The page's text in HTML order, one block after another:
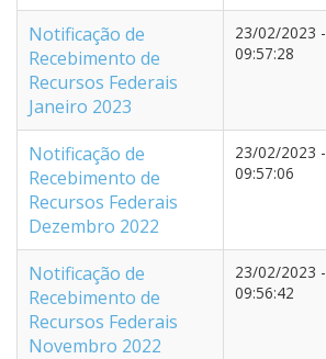
Notificação de
Recebimento de
Recursos Federais
Janeiro 2023
23/02/2023 -
09:57:28
Notificação de
Recebimento de
Recursos Federais
Dezembro 2022
23/02/2023 -
09:57:06
Notificação de
Recebimento de
Recursos Federais
Novembro 2022
23/02/2023 -
09:56:42